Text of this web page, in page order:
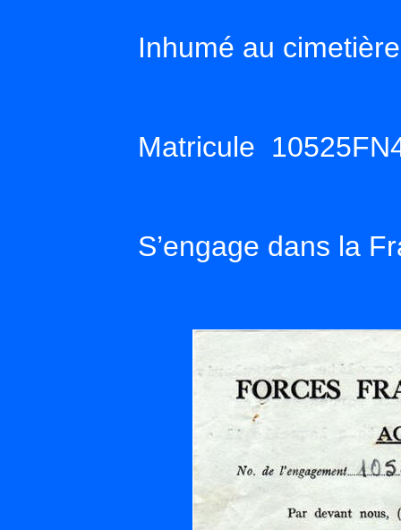
Inhumé au
Matricule
S’engage dans la